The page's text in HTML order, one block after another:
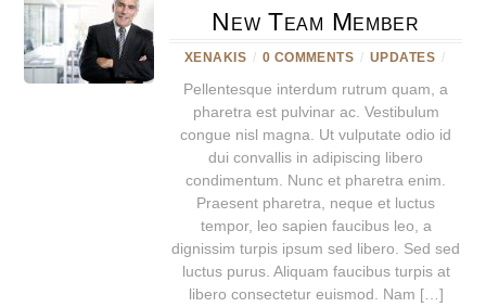
New Team Member
XENAKIS / 0 COMMENTS / UPDATES /
Pellentesque interdum rutrum quam, a
pharetra est pulvinar ac. Vestibulum
congue nisl magna. Ut vulputate odio id
dui convallis in adipiscing libero
condimentum. Nunc et pharetra enim.
Praesent pharetra, neque et luctus
tempor, leo sapien faucibus leo, a
dignissim turpis ipsum sed libero. Sed sed
luctus purus. Aliquam faucibus turpis at
libero consectetur euismod. Nam […]